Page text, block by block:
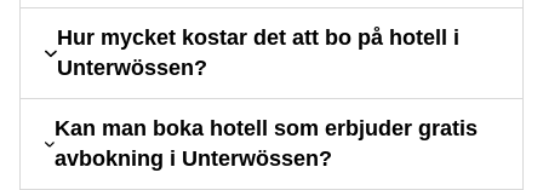
Hur mycket kostar det att bo på hotell i
Unterwössen?
Kan man boka hotell som erbjuder gratis
avbokning i Unterwössen?